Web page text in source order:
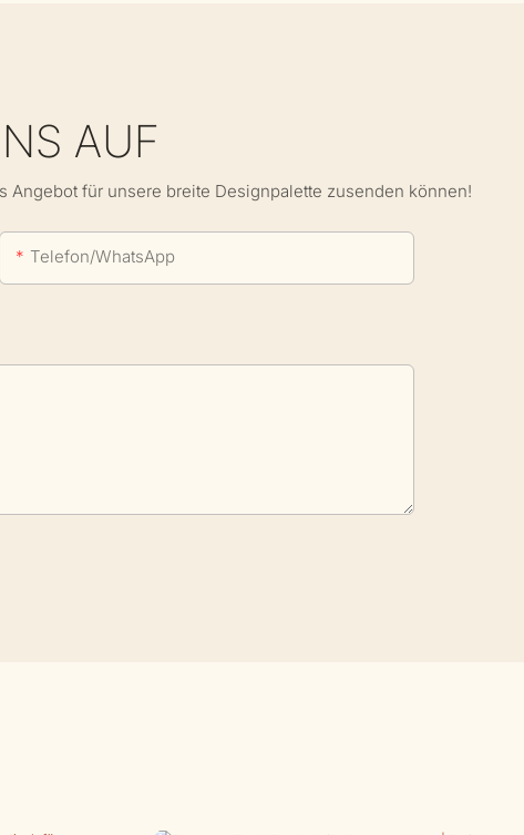
AUF
für unsere breite Designpalette zusenden können!
Telefon/WhatsApp